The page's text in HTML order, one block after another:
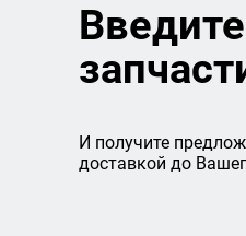
И получите
доставкой до